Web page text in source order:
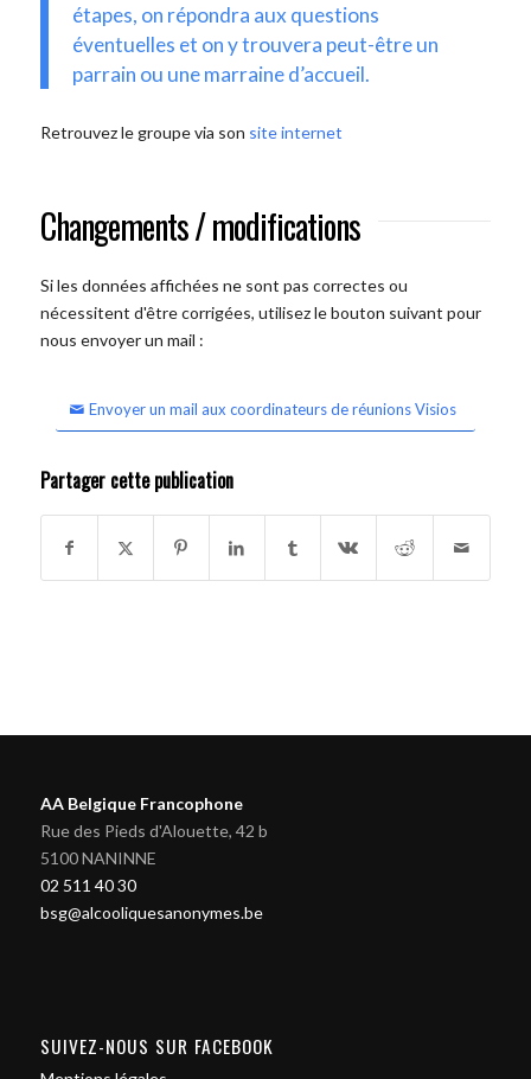
étapes, on répondra aux questions
éventuelles et on y trouvera peut-être un
parrain ou une marraine d’accueil.
Retrouvez le groupe via son site internet
Changements / modifications
Si les données affichées ne sont pas correctes ou
nécessitent d'être corrigées, utilisez le bouton suivant pour
nous envoyer un mail :
Envoyer un mail aux coordinateurs de réunions Visios
Partager cette publication
AA Belgique Francophone
Rue des Pieds d'Alouette, 42 b
5100 NANINNE
02 511 40 30
bsg@alcooliquesanonymes.be
SUIVEZ-NOUS SUR FACEBOOK